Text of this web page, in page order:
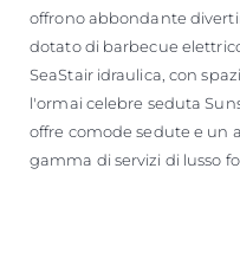
offrono abbondante
dotato di barbecue
SeaStair idraulica, con
l'ormai celebre seduta
offre comode sedute e un
gamma di servizi di lusso